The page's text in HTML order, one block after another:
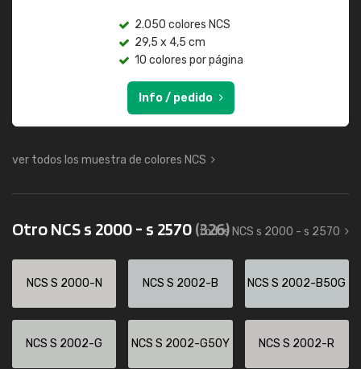
2.050 colores NCS
29,5 x 4,5 cm
10 colores por página
Info / pedido
ver todos los muestra de colores NCS
Otro NCS s 2000 - s 2570(326)
todos NCS s 2000 - s 2570
NCS S 2000-N NCS S 2002-B NCS S 2002-B50G
NCS S 2002-G NCS S 2002-G50Y NCS S 2002-R